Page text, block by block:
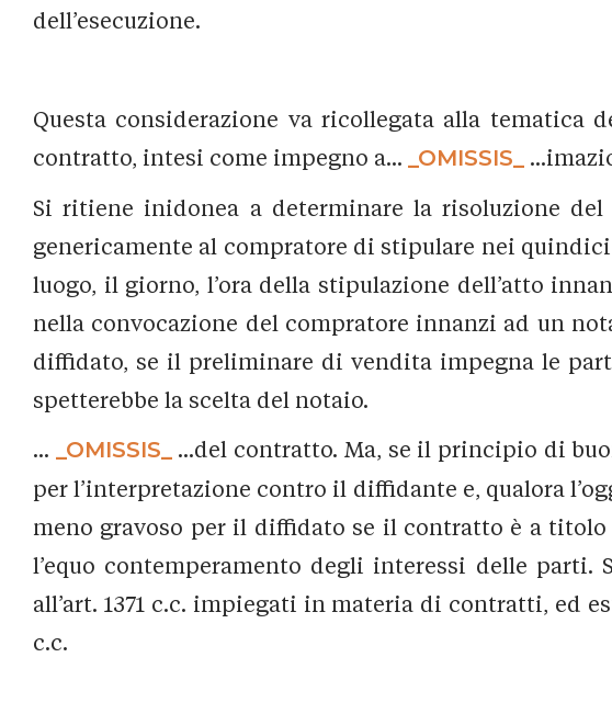
dell’esecuzione.
Questa considerazione va ricollegata alla tematica
contratto, intesi come impegno a...
_OMISSIS_
Si ritiene inidonea a determinare la risoluzione
genericamente al compratore di stipulare nei
luogo, il giorno, l’ora della stipulazione dell’atto
nella convocazione del compratore innanzi ad un
diffidato, se il preliminare di vendita impegna le
spetterebbe la scelta del notaio.
...
_OMISSIS_
...del contratto. Ma, se il principio di
per l’interpretazione contro il diffidante e, qualora
meno gravoso per il diffidato se il contratto è a
l’equo contemperamento degli interessi delle parti.
all’art. 1371 c.c. impiegati in materia di contratti, ed
c.c.